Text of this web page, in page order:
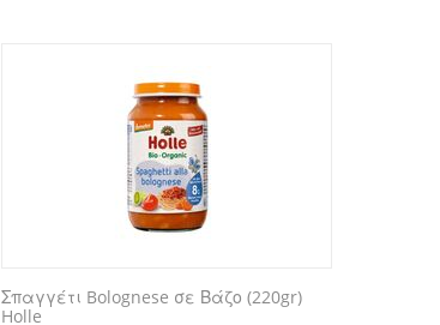
Σπαγγέτι Bolognese σε Βάζο (220gr)
Holle